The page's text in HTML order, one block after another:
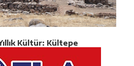
Kültür: Kültepe